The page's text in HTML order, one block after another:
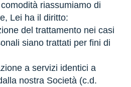
riassumiamo di
Lei ha il diritto:
del trattamento nei casi
siano trattati per fini di
a servizi identici a
nostra Società (c.d.